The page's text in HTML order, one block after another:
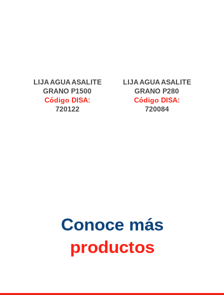
LIJA AGUA ASALITE
GRANO P1500
Código DISA:
720122
LIJA AGUA ASALITE
GRANO P280
Código DISA:
720084
Conoce más
productos